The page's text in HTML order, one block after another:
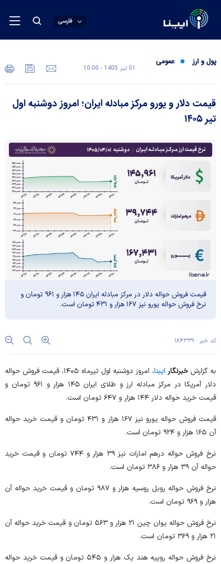
فارسی
پول و ارز عمومی
01 تير 1405 - 10:00
قیمت دلار و یورو مرکز مبادله ایران؛ امروز دوشنبه اول
تیر ۱۴۰۵
قیمت فروش حواله دلار در مرکز مبادله ایران ۱۴۵ هزار و ۹۶۱ تومان و
نرخ فروش حواله یورو نیز ۱۶۷ هزار و ۴۳۱ تومان است.
کد خبر : ۱۸۴۳۳۹
به گزارش خبرنگار ایبنا
، امروز دوشنبه اول تیرماه ۱۴۰۵، قیمت فروش حواله
دلار آمریکا در مرکز مبادله ارز و طلای ایران ۱۴۵ هزار و ۹۶۱ تومان و
قیمت خرید حواله دلار ۱۴۴ هزار و ۶۴۷ تومان است.
قیمت فروش حواله یورو نیز ۱۶۷ هزار و ۴۳۱ تومان و قیمت خرید حواله
آن ۱۶۵ هزار و ۹۲۴ تومان است.
نرخ فروش حواله درهم امارات نیز ۳۹ هزار و ۷۴۴ تومان و قیمت خرید
حواله آن ۳۹ هزار و ۳۸۶ تومان است.
نرخ فروش حواله روبل روسیه هزار و ۹۸۷ تومان و قیمت خرید حواله آن
هزار و ۹۶۹ تومان است.
نرخ فروش حواله یوان چین ۲۱ هزار و ۵۶۳ تومان و قیمت خرید حواله آن
۲۱ هزار و ۳۶۹ تومان است.
نرخ فروش حواله روپیه هند یک هزار و ۵۴۵ تومان و قیمت خرید حواله